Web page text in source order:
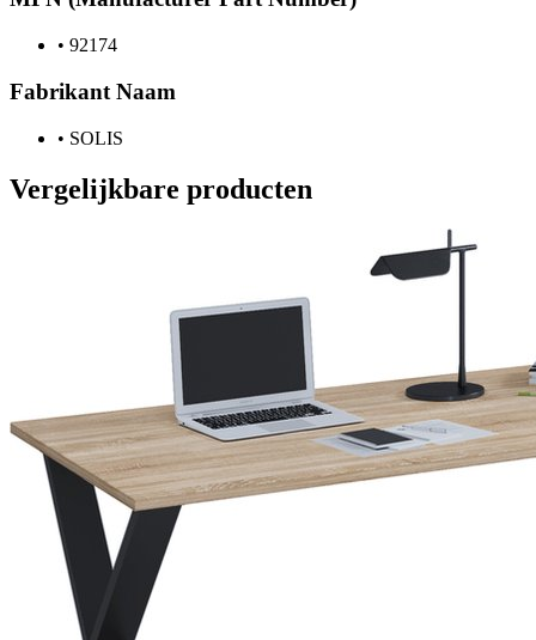
• 92174
Fabrikant Naam
• SOLIS
Vergelijkbare producten